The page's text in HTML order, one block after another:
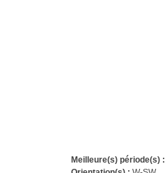
Meilleure(s) période(s) :